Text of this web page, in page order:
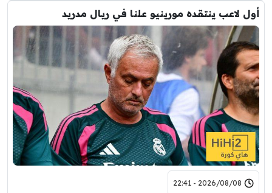
أول لاعب ينتقده مورينيو علنا في ريال مدريد
2026/08/08 - 22:41